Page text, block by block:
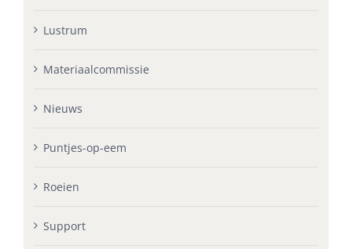
Lustrum
Materiaalcommissie
Nieuws
Puntjes-op-eem
Roeien
Support